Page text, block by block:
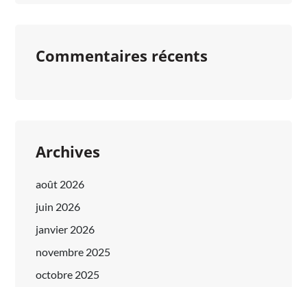
Commentaires récents
Archives
août 2026
juin 2026
janvier 2026
novembre 2025
octobre 2025